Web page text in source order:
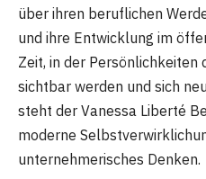
über ihren beruflichen
und ihre Entwicklung im
Zeit, in der Persönlichkeiten
sichtbar werden und sich
steht der Vanessa Liberté
moderne
unternehmerisches Denken.